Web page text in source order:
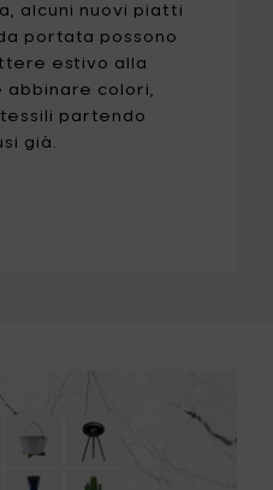
alcuni nuovi piatti
portata possono
estivo alla
abbinare colori,
partendo
già.